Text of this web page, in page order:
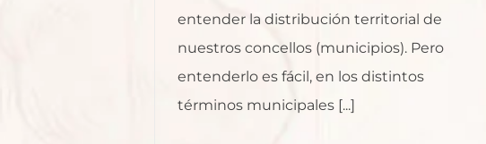
entender la distribución territorial de
nuestros concellos (municipios). Pero
entenderlo es fácil, en los distintos
términos municipales [...]